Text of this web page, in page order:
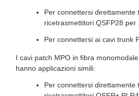
Per connettersi direttamente
ricetrasmettitori QSFP28 per
Per connettersi ai cavi trunk
I cavi patch MPO in fibra
hanno applicazioni simili:
Per connettersi direttamente